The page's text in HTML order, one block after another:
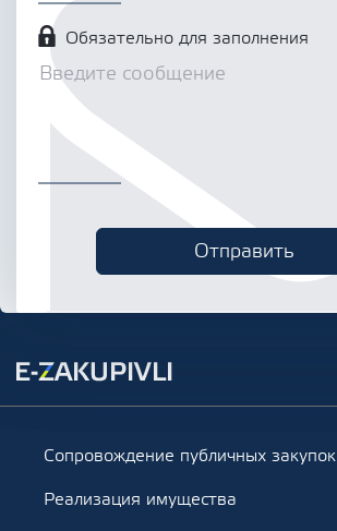
Обязательно для заполнения
Сопровождение публичных закупок
Реализация имущества